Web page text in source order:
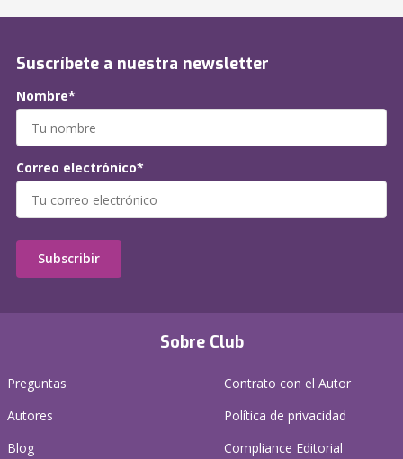
Sobre Club
Preguntas
Autores
Blog
Contrato con el Autor
Política de privacidad
Compliance Editorial
Suscríbete a nuestra newsletter
Nombre*
Correo electrónico*
Subscribir